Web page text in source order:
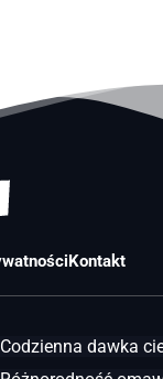
Kontakt
dawka